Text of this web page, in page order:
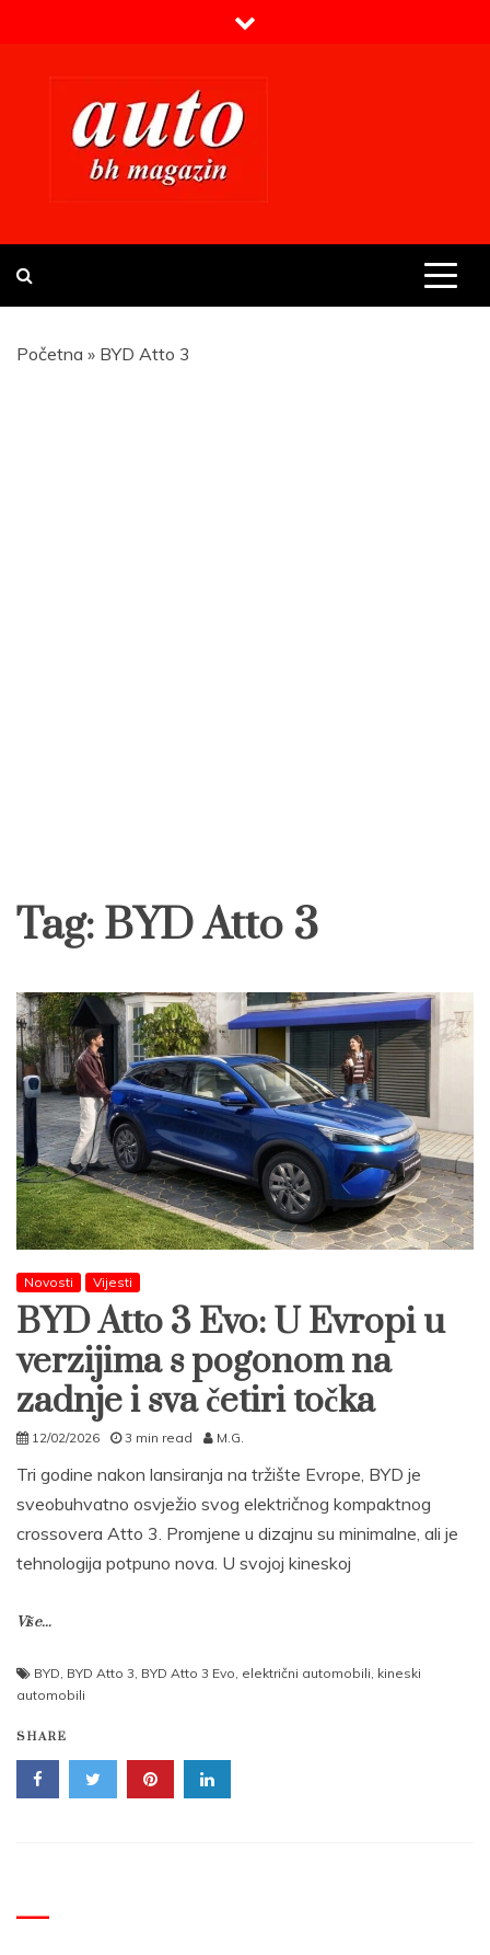
Prvi BH auto magazin
Početna » BYD Atto 3
Tag: BYD Atto 3
Novosti Vijesti
BYD Atto 3 Evo: U Evropi u
verzijima s pogonom na
zadnje i sva četiri točka
12/02/2026 3 min read M.G.
Tri godine nakon lansiranja na tržište Evrope, BYD je
sveobuhvatno osvježio svog električnog kompaktnog
crossovera Atto 3. Promjene u dizajnu su minimalne, ali je
tehnologija potpuno nova. U svojoj kineskoj
Više...
BYD, BYD Atto 3, BYD Atto 3 Evo, električni automobili, kineski
automobili
SHARE